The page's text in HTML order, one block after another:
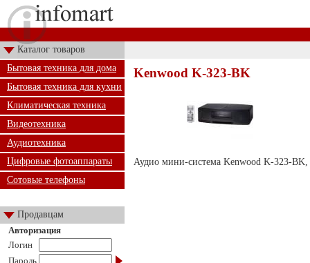
Каталог товаров
Бытовая техника для дома
Бытовая техника для кухни
Климатическая техника
Видеотехника
Аудиотехника
Цифровые фотоаппараты
Сотовые телефоны
Продавцам
Авторизация
Логин
Пароль
Kenwood K-323-BK
Аудио мини-система Kenwood K-323-